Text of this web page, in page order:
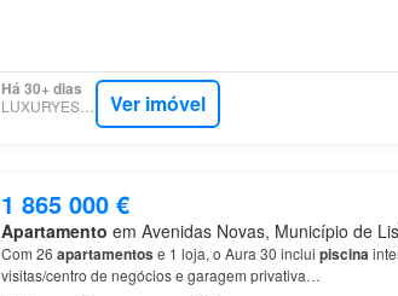
Há 30+ dias
LUXURYESTATE Ver imóvel
1 865 000 €
Apartamento em Avenidas Novas, Município de
Com 26 apartamentos e 1 loja, o Aura 30 inclui piscina
visitas/centro de negócios e garagem privativa…